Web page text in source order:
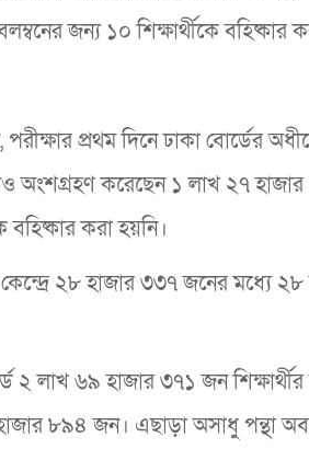
জন্য ১০ শিক্ষার্থীকে বহিষ্কার
পরীক্ষার প্রথম দিনে ঢাকা বোর্ডের
অংশগ্রহণ করেছেন ১ লাখ ২৭
বহিষ্কার করা হয়নি।
কেন্দ্রে ২৮ হাজার ৩৩৭ জনের
২ লাখ ৬৯ হাজার ৩৭১ জন
৮৯৪ জন। এছাড়া অসাধু পন্থা